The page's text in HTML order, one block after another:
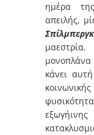
ημέρα
απειλής,
Σπίλμπεργκ
κάνει